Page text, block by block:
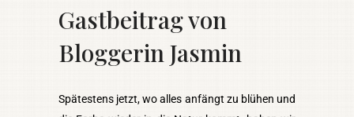
Gastbeitrag von
Bloggerin Jasmin
Spätestens jetzt, wo alles anfängt zu blühen und